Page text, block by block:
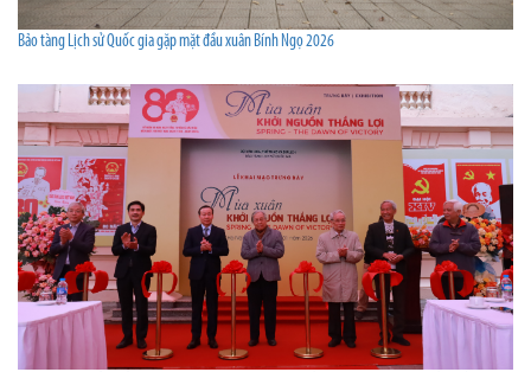
Bảo tàng Lịch sử Quốc gia gặp mặt đầu xuân Bính Ngọ 2026